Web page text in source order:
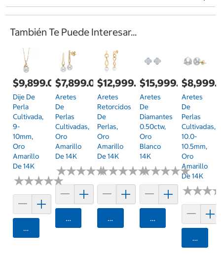
También Te Puede Interesar...
$9,899.00
Dije De
Perla
Cultivada,
9-
10mm,
Oro
Amarillo
De 14K
★★★★★
★★★★★
Agregar
$7,899.00
Aretes
De
Perlas
Cultivadas,
Oro
Amarillo
De 14K
★★★★★
★★★★★
Agregar
$12,999.00
Aretes
Retorcidos
De
Perlas,
Oro
Amarillo
De 14K
★★★★★
★★★★★
Agregar
$15,999.00
Aretes
De
Diamantes
0.50ctw,
Oro
Blanco
14K
★★★★★
★★★★★
Agregar
Aretes
De
Perlas
Cultivadas,
10.0-
10.5mm,
Oro
Amarillo
De 14K
★★★
★★★